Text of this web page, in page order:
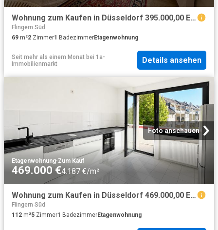
Wohnung zum Kaufen in Düsseldorf 395.000,00 EUR 69.6 m²
Flingern Süd
69 m²2 Zimmer1 BadezimmerEtagenwohnung
Seit mehr als einem Monat bei 1a-
Immobilienmarkt
Details ansehen
Foto anschauen
Etagenwohnung·Zum Kauf
469.000 €4.187 €/m²
Wohnung zum Kaufen in Düsseldorf 469.000,00 EUR 112 m²
Flingern Süd
112 m²5 Zimmer1 BadezimmerEtagenwohnung